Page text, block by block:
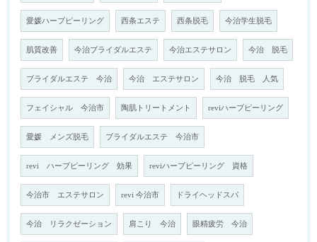
愛媛ハーブピーリング 西条エステ 西条脱毛 今治学生脱毛
肌質改善 今治ブライダルエステ 今治エステサロン 今治 脱毛
ブライダルエステ 今治 今治 エステサロン 今治 脱毛 人気
フェイシャル 今治市 陶肌トリートメント reviハーブピーリング
愛媛 メンズ脱毛 ブライダルエステ 今治市
revi ハーブピーリング 効果 reviハーブピーリング 資格
今治市 エステサロン revi 今治市 ドライヘッドスパ
今治 リラクゼーション 肩こり 今治 眼精疲労 今治